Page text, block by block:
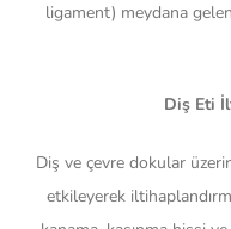
ligament) meydana
Diş Eti
Diş ve çevre dokular
etkileyerek